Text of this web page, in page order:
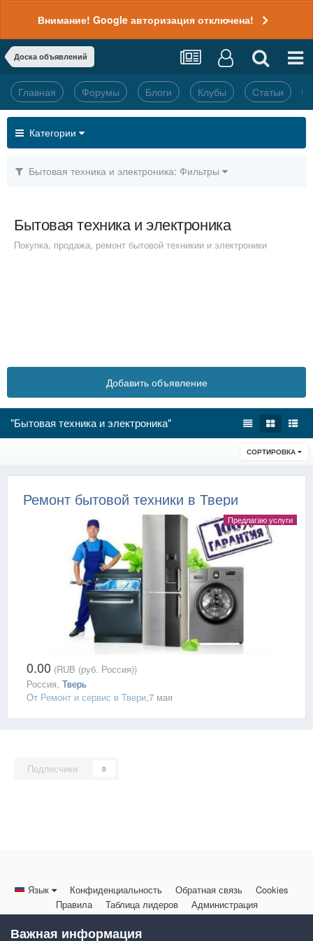
Внимание! Google авторизация отключена!
Доска объявлений
Главная Форумы Блоги Клубы Статьи
Категории
Бытовая техника и электроника: Фильтры
Бытовая техника и электроника
Покупка, продажа, ремонт бытовой техникии и электроники
Добавить объявление
"Бытовая техника и электроника"
СОРТИРОВКА
Ремонт бытовой техники в Твери
Предлагаю услуги
0.00 (RUB (руб. Россия))
Россия, Тверь
От Ремонт и сервис в Твери,7 мая
Подписчики 0
Язык Конфиденциальность Обратная связь
Cookies
Правила
Таблица лидеров Администрация
Powered by Invision Community
Важная информация